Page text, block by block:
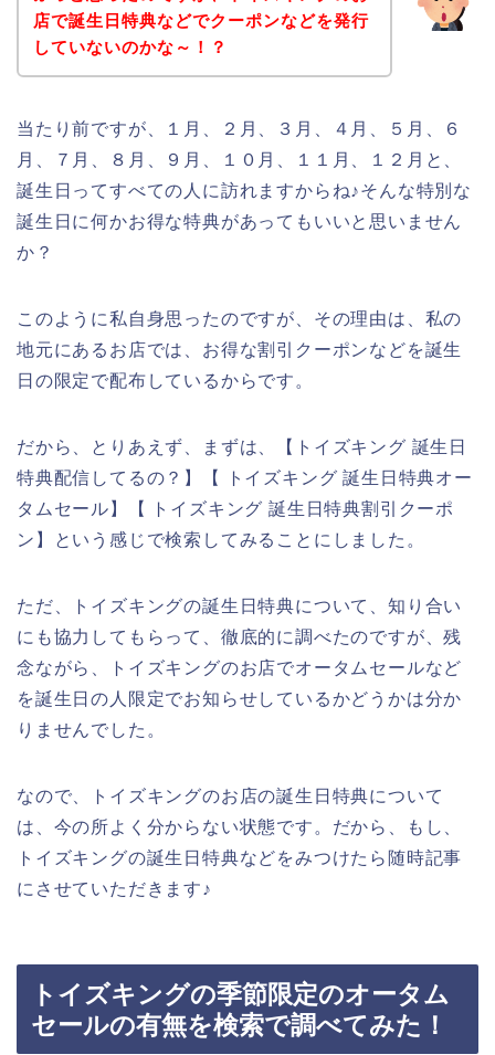
店で誕生日特典などでクーポンなどを発行
していないのかな～！？
当たり前ですが、１月、２月、３月、４月、５月、６
月、７月、８月、９月、１０月、１１月、１２月と、
誕生日ってすべての人に訪れますからね♪そんな特別な
誕生日に何かお得な特典があってもいいと思いません
か？
このように私自身思ったのですが、その理由は、私の
地元にあるお店では、お得な割引クーポンなどを誕生
日の限定で配布しているからです。
だから、とりあえず、まずは、【トイズキング 誕生日
特典配信してるの？】【 トイズキング 誕生日特典オー
タムセール】【 トイズキング 誕生日特典割引クーポ
ン】という感じで検索してみることにしました。
ただ、トイズキングの誕生日特典について、知り合い
にも協力してもらって、徹底的に調べたのですが、残
念ながら、トイズキングのお店でオータムセールなど
を誕生日の人限定でお知らせしているかどうかは分か
りませんでした。
なので、トイズキングのお店の誕生日特典について
は、今の所よく分からない状態です。だから、もし、
トイズキングの誕生日特典などをみつけたら随時記事
にさせていただきます♪
トイズキングの季節限定のオータム
セールの有無を検索で調べてみた！